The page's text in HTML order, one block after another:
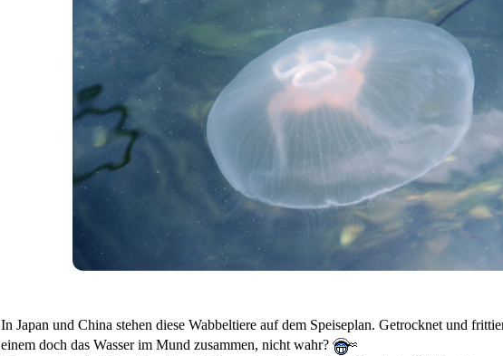
In Japan und China stehen diese Wabbeltiere auf dem Speiseplan. Getrocknet und
einem doch das Wasser im Mund zusammen, nicht wahr?